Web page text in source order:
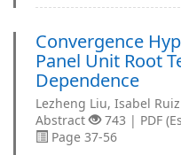
Convergence
Panel Unit Root
Dependence
Lezheng Liu, Isabel Ruiz
Abstract
743 | PDF
Page 37-56